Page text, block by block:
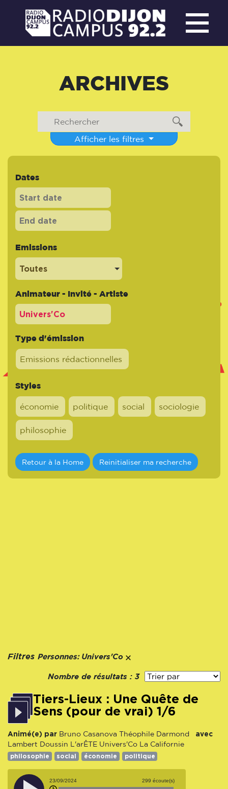
ARCHIVES
Afficher les filtres
Dates
Emissions
Toutes
Animateur - Invité - Artiste
Type d'émission
Emissions rédactionnelles
Styles
économie politique social sociologie
philosophie
Retour à la Home Reinitialiser ma recherche
Filtres Personnes: Univers'Co
Nombre de résultats : 3
Tiers-Lieux : Une Quête de
Sens (pour de vrai) 1/6
Animé(e) par Bruno Casanova Théophile Darmond avec
Lambert Doussin L'arÊTE Univers'Co La Californie
philosophie social économie politique
23/09/2024 299 écoute(s)